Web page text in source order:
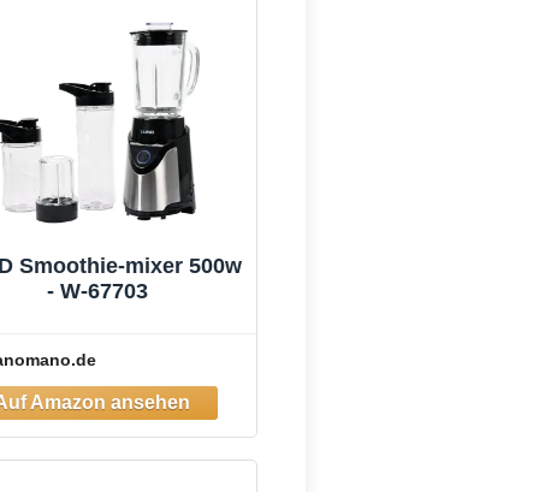
Smoothie-mixer 500w
- W-67703